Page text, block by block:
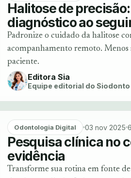
Halitose de
diagnóstico ao
Padronize o cuidado da halitose
acompanhamento remoto. Menos
paciente.
Editora Sia
Equipe editorial do Siodonto
Odontologia Digital 03 nov 2025
Pesquisa clínica no
evidência
Transforme sua rotina em fonte